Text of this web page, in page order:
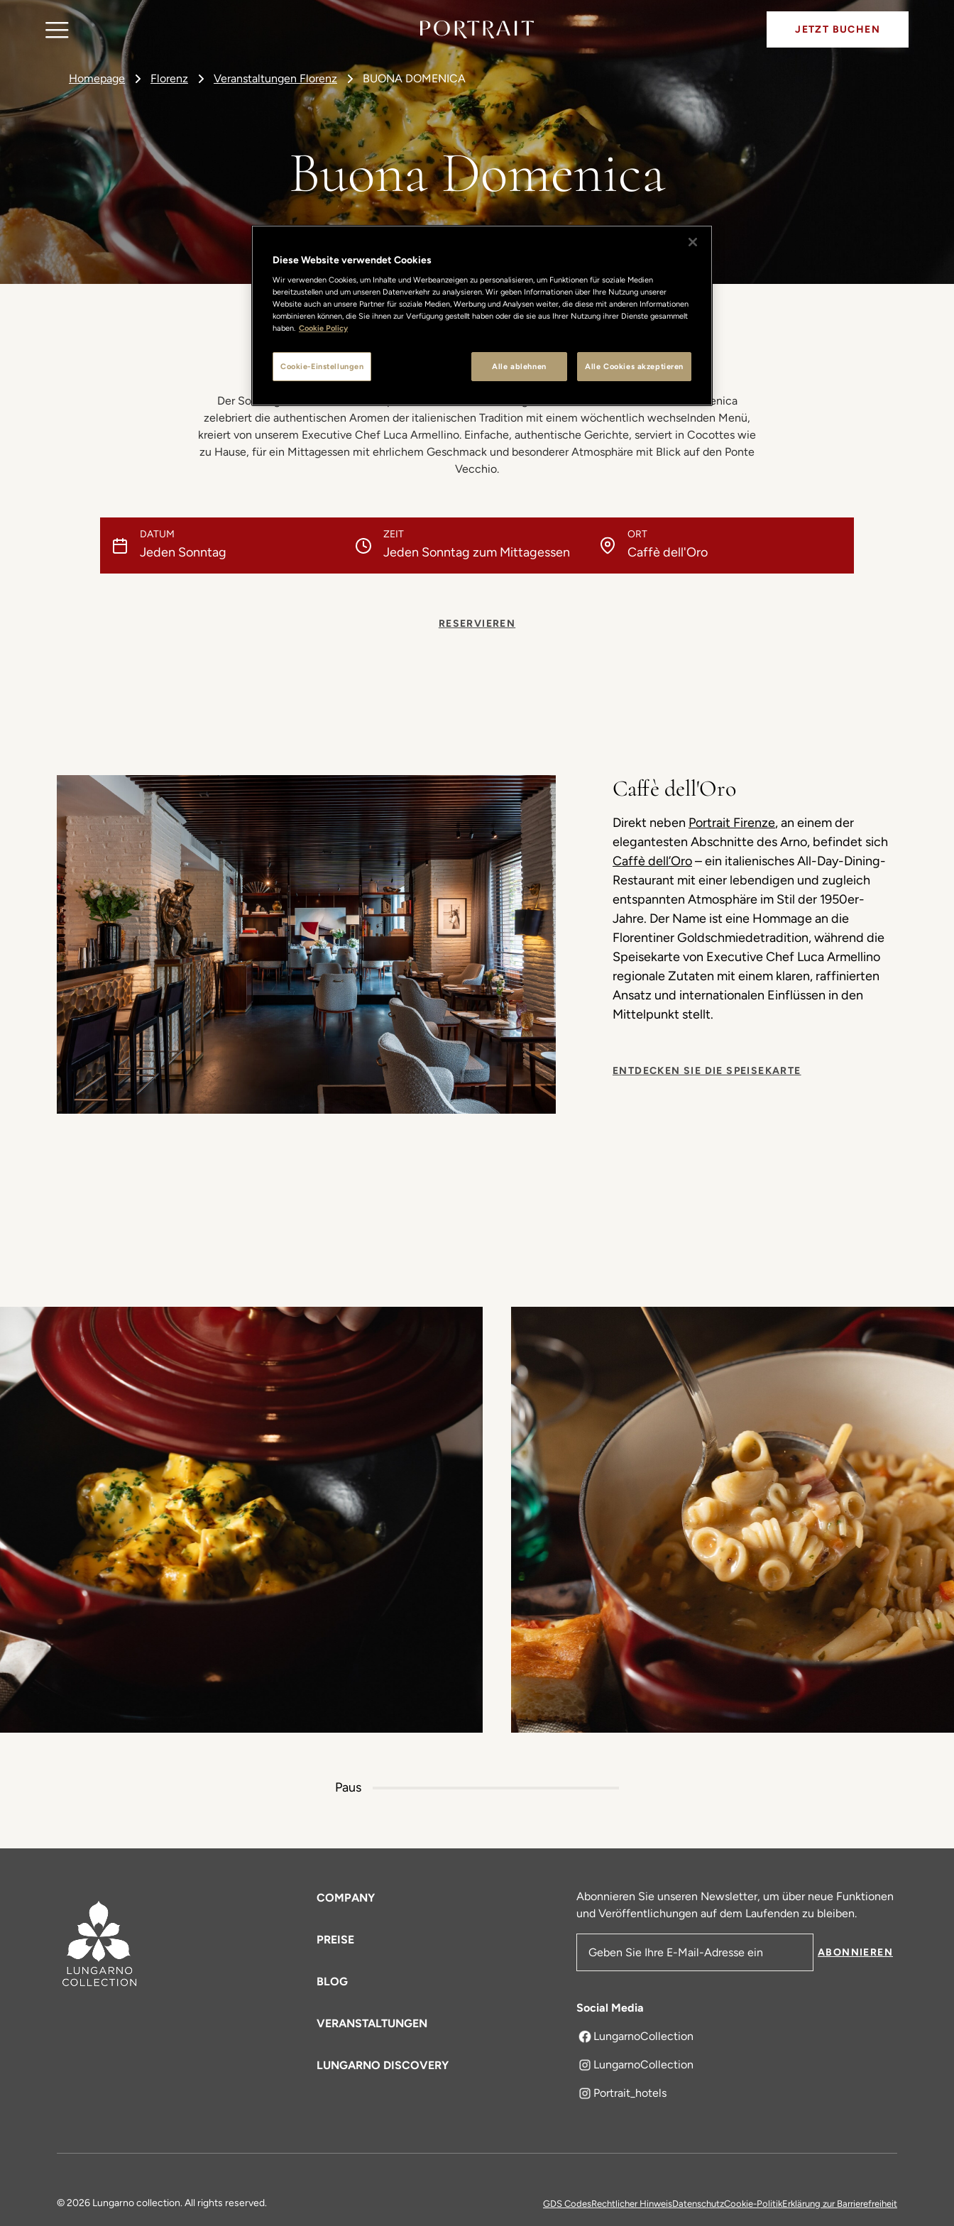
JETZT BUCHEN
Homepage Florenz Veranstaltungen Florenz BUONA DOMENICA
Buona Domenica
Buona Domenica
Der Sonntag ist die Zeit zum Entspannen, Wiedersehen und gemeinsamen Genießen. Buona Domenica
zelebriert die authentischen Aromen der italienischen Tradition mit einem wöchentlich wechselnden Menü,
kreiert von unserem Executive Chef Luca Armellino. Einfache, authentische Gerichte, serviert in Cocottes wie
zu Hause, für ein Mittagessen mit ehrlichem Geschmack und besonderer Atmosphäre mit Blick auf den Ponte
Vecchio.
DATUM
Jeden Sonntag
ZEIT
Jeden Sonntag zum Mittagessen
ORT
Caffè dell'Oro
RESERVIEREN
Caffè dell'Oro
Direkt neben Portrait Firenze, an einem der
elegantesten Abschnitte des Arno, befindet sich
Caffè dell’Oro– ein italienisches All-Day-Dining-
Restaurant mit einer lebendigen und zugleich
entspannten Atmosphäre im Stil der 1950er-
Jahre. Der Name ist eine Hommage an die
Florentiner Goldschmiedetradition, während die
Speisekarte von Executive Chef Luca Armellino
regionale Zutaten mit einem klaren, raffinierten
Ansatz und internationalen Einflüssen in den
Mittelpunkt stellt.
ENTDECKEN SIE DIE SPEISEKARTE
Paus
COMPANY
PREISE
BLOG
VERANSTALTUNGEN
LUNGARNO DISCOVERY
Abonnieren Sie unseren Newsletter, um über neue Funktionen
und Veröffentlichungen auf dem Laufenden zu bleiben.
E-Mail-Adresse
ABONNIEREN
Social Media
LungarnoCollection
öffnet sich in einem neuen Tab
LungarnoCollection
Portrait_hotels
© 2026 Lungarno collection. All rights reserved. GDS CodesRechtlicher HinweisDatenschutzCookie-PolitikErklärung zur Barrierefreiheit
Diese Website verwendet Cookies
Wir verwenden Cookies, um Inhalte und Werbeanzeigen zu personalisieren, um Funktionen für soziale Medien
bereitzustellen und um unseren Datenverkehr zu analysieren. Wir geben Informationen über Ihre Nutzung unserer
Website auch an unsere Partner für soziale Medien, Werbung und Analysen weiter, die diese mit anderen Informationen
kombinieren können, die Sie ihnen zur Verfügung gestellt haben oder die sie aus Ihrer Nutzung ihrer Dienste gesammelt
haben. Cookie Policy
Alle ablehnen Alle Cookies akzeptieren
Cookie-Einstellungen